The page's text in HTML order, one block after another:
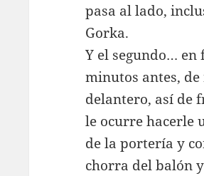
pasa al lado,
Gorka.
Y el segundo…
minutos antes,
delantero, así de
le ocurre hacerle
de la portería y
chorra del balón